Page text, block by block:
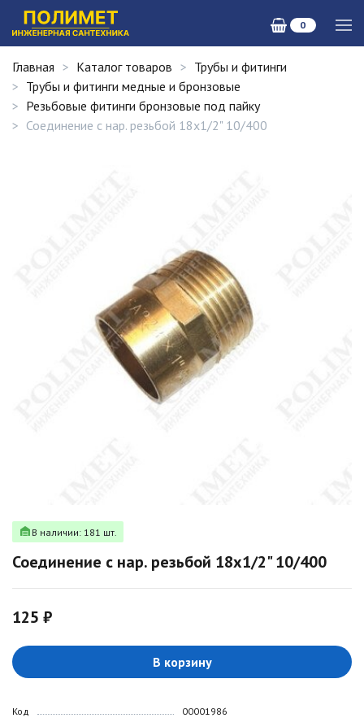
0
Главная Каталог товаров
Трубы и фитинги
Трубы и фитинги медные и бронзовые
Резьбовые фитинги бронзовые под пайку
Соединение с нар. резьбой 18х1/2" 10/400
В наличии: 181 шт.
Соединение с нар. резьбой 18х1/2" 10/400
125 ₽
В корзину
Код 00001986